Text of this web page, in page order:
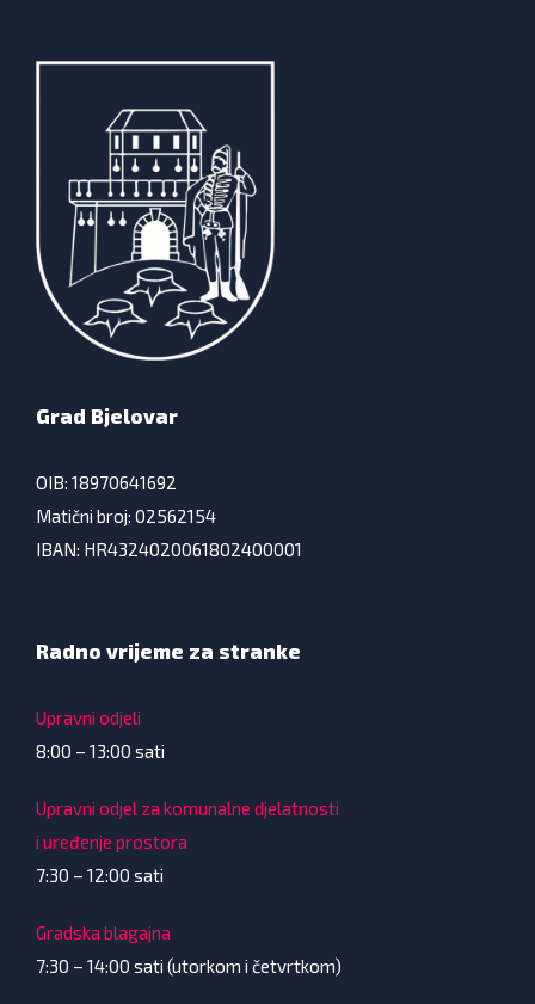
Grad Bjelovar
OIB: 18970641692
Matični broj: 02562154
IBAN: HR4324020061802400001
Radno vrijeme za stranke
Upravni odjeli
8:00 – 13:00 sati
Upravni odjel za komunalne djelatnosti
i uređenje prostora
7:30 – 12:00 sati
Gradska blagajna
7:30 – 14:00 sati (utorkom i četvrtkom)